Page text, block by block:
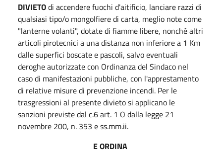
DIVIETOdi accendere fuochi d'aitificio, lanciare razzi di
qualsiasi tipo/o mongolfiere di carta, meglio note come
"lanterne volanti", dotate di fiamme libere, nonché altri
articoli pirotecnici a una distanza non inferiore a 1 Km
dalle superfici boscate e pascoli, salvo eventuali
deroghe autorizzate con Ordinanza del Sindaco nel
caso di manifestazioni pubbliche, con l'apprestamento
di relative misure di prevenzione incendi. Per le
trasgressioni al presente divieto si applicano le
sanzioni previste dal c.6 art. 1 O dalla legge 21
novembre 200, n. 353 e ss.mm.ii.
E ORDINA